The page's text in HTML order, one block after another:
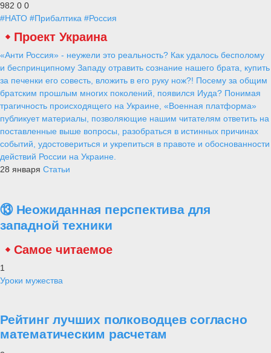
982 0 0
#НАТО #Прибалтика #Россия
Проект Украина
«Анти Россия» - неужели это реальность? Как удалось бесполому
и беспринципному Западу отравить сознание нашего брата, купить
за печенки его совесть, вложить в его руку нож?! Посему за общим
братским прошлым многих поколений, появился Иуда? Понимая
трагичность происходящего на Украине, «Военная платформа»
публикует материалы, позволяющие нашим читателям ответить на
поставленные выше вопросы, разобраться в истинных причинах
событий, удостовериться и укрепиться в правоте и обоснованности
действий России на Украине.
28 января Статьи
⑬ Неожиданная перспектива для
западной техники
Самое читаемое
1
Уроки мужества
Рейтинг лучших полководцев согласно
математическим расчетам